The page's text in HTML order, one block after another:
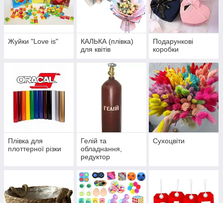
Жуйки "Love is"
КАЛЬКА (плівка)
для квітів
Подарункові
коробки
Плівка для
плоттерної різки
Гелій та
обладнання,
редуктор
Сухоцвіти